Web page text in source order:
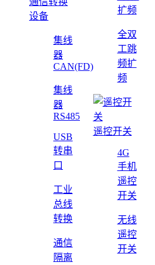
设备
集线
器
CAN(FD)
集线
器
RS485
USB
转串
口
工业
总线
转换
通信
隔离
扩频
全双
工跳
频扩
频
遥控开关
4G
手机
遥控
开关
无线
遥控
开关